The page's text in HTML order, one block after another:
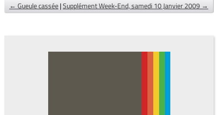
← Gueule cassée|Supplément Week-End, samedi 10 Janvier 2009 →